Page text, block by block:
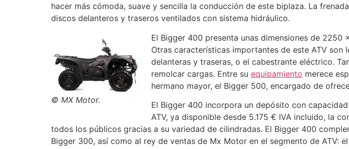
hacer más cómoda, suave y sencilla la conducción de este biplaza. La
discos delanteros y traseros ventilados con sistema hidráulico.
© MX Motor.
El Bigger 400 presenta unas dimensiones de
Otras características importantes de este ATV son
delanteras y traseras, o el cabestrante eléctrico.
remolcar cargas. Entre su equipamiento merece
hermano mayor, el Bigger 500, encargado de
El Bigger 400 incorpora un depósito con
ATV, ya disponible desde 5.175 € IVA incluido, la
todos los públicos gracias a su variedad de cilindradas. El Bigger 400
Bigger 300, así como al rey de ventas de Mx Motor en el segmento de ATV: